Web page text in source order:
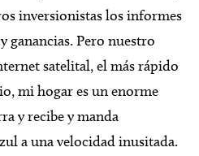
inversionistas los informes
ganancias. Pero nuestro
satelital, el más rápido
mi hogar es un enorme
y recibe y manda
a una velocidad inusitada.